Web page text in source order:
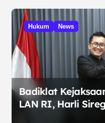
Hukum News
Badiklat
LAN RI, Harli
SDM Penegak